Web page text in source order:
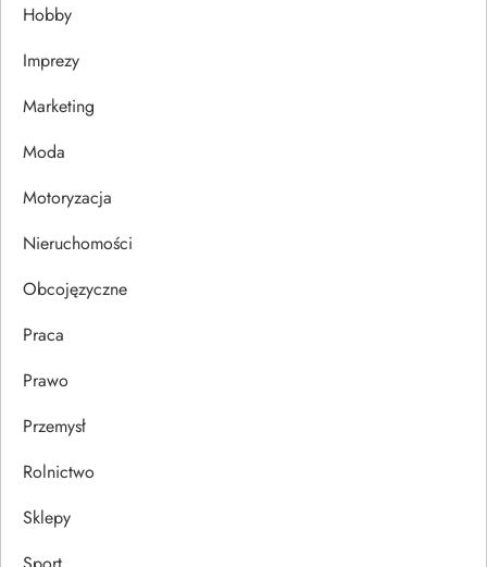
a
w
p
u
Hobby
Imprezy
Marketing
Moda
Motoryzacja
Nieruchomości
Obcojęzyczne
Praca
Prawo
Przemysł
Rolnictwo
Sklepy